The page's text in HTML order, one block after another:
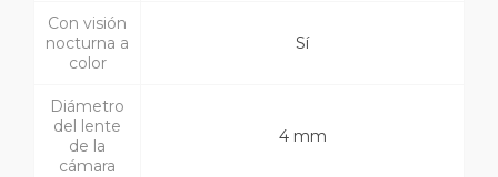
Con visión
nocturna a
color
Sí
Diámetro
del lente
de la
cámara
4 mm